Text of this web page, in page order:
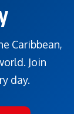
Caribbean,
Join
day.